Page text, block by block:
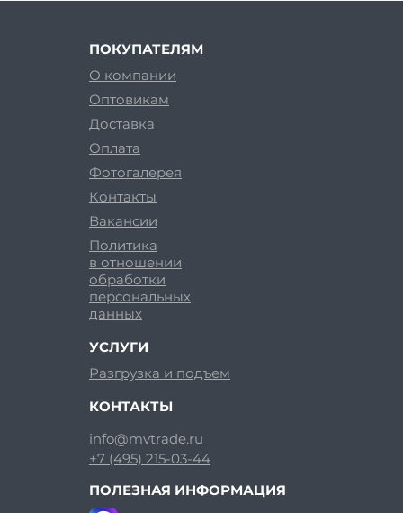
ПОКУПАТЕЛЯМ
О компании
Оптовикам
Доставка
Оплата
Фотогалерея
Контакты
Вакансии
Политика
в отношении
обработки
персональных
данных
УСЛУГИ
Разгрузка и подъем
КОНТАКТЫ
info@mvtrade.ru
+7 (495) 215-03-44
ПОЛЕЗНАЯ ИНФОРМАЦИЯ